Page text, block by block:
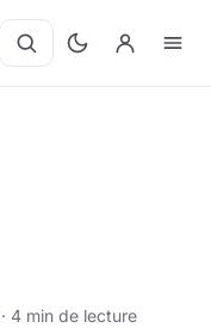
4 min de lecture